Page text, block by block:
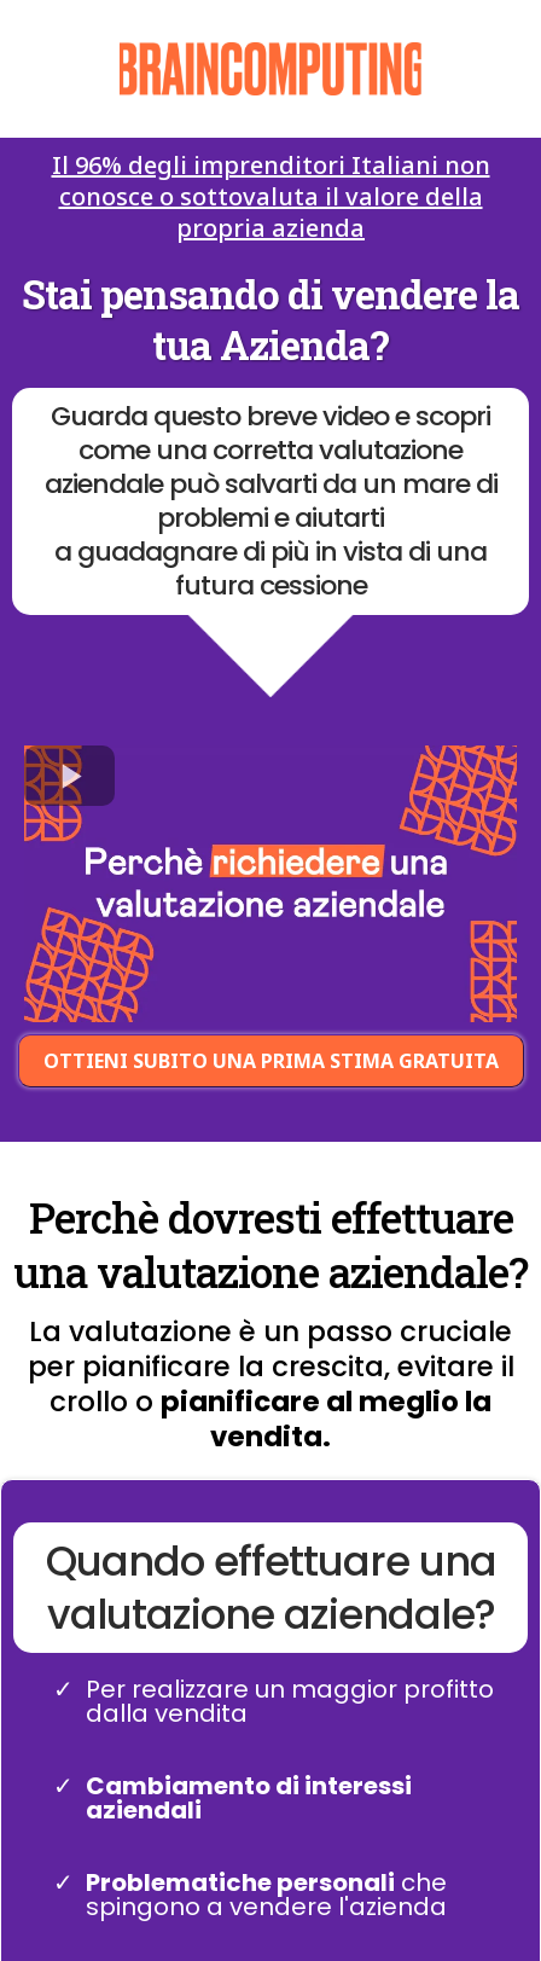
Il 96% degli imprenditori Italiani non
conosce o sottovaluta il valore della
propria azienda
Stai pensando di vendere la
tua Azienda?
Guarda questo breve video e scopri
come una corretta valutazione
aziendale può salvarti da un mare di
problemi e aiutarti
a guadagnare di più in vista di una
futura cessione
OTTIENI SUBITO UNA PRIMA STIMA GRATUITA
Perchè dovresti effettuare
una valutazione aziendale?
La valutazione è un passo cruciale
per pianificare la crescita, evitare il
crollo o pianificare al meglio la
vendita.
Quando effettuare una
valutazione aziendale?
Per realizzare un maggior profitto
dalla vendita
Cambiamento di interessi
aziendali
Problematiche personali che
spingono a vendere l'azienda